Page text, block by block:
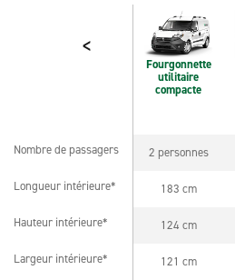
<
Fourgonnette
utilitaire
compacte
Nombre de passagers 2 personnes
Longueur intérieure* 183 cm
Hauteur intérieure* 124 cm
Largeur intérieure* 121 cm
Nombre de passagers
Longueur intérieure*
Hauteur intérieure*
Largeur intérieure*